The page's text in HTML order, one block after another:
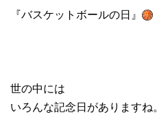
『バスケットボールの日』
世の中には
いろんな記念日がありますね。